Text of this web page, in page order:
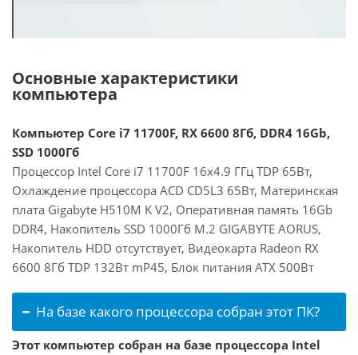
Основные характеристики
компьютера
Компьютер Core i7 11700F, RX 6600 8Гб, DDR4 16Gb,
SSD 1000Гб
Процессор Intel Core i7 11700F 16x4.9 ГГц TDP 65Вт,
Охлаждение процессора ACD CD5L3 65Вт, Материнская
плата Gigabyte H510M K V2, Оперативная память 16Gb
DDR4, Накопитель SSD 1000Гб M.2 GIGABYTE AORUS,
Накопитель HDD отсутствует, Видеокарта Radeon RX
6600 8Гб TDP 132Вт mP45, Блок питания ATX 500Вт
На базе какого процессора собран этот ПК?
Этот компьютер собран на базе процессора Intel